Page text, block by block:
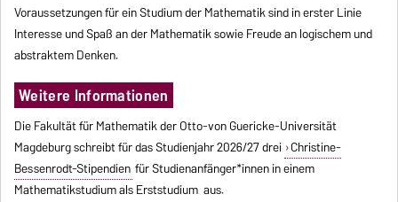
Voraussetzungen für ein Studium der Mathematik sind in erster Linie
Interesse und Spaß an der Mathematik sowie Freude an logischem und
abstraktem Denken.
Weitere Informationen
Die Fakultät für Mathematik der Otto-von Guericke-Universität
Magdeburg schreibt für das Studienjahr 2026/27 drei Christine-
Bessenrodt-Stipendien für Studienanfänger*innen in einem
Mathematikstudium als Erststudium aus.